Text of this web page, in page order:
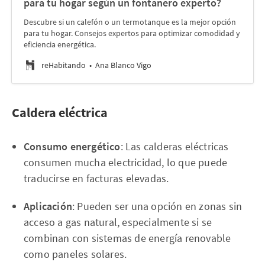
para tu hogar según un fontanero experto?
Descubre si un calefón o un termotanque es la mejor opción
para tu hogar. Consejos expertos para optimizar comodidad y
eficiencia energética.
reHabitando
Ana Blanco Vigo
Caldera eléctrica
Consumo energético: Las calderas eléctricas
consumen mucha electricidad, lo que puede
traducirse en facturas elevadas.
Aplicación: Pueden ser una opción en zonas sin
acceso a gas natural, especialmente si se
combinan con sistemas de energía renovable
como paneles solares.